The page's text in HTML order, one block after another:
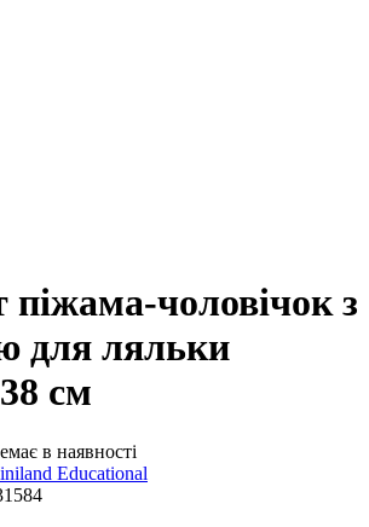
чоловічок з
для ляльки
см
в наявності
Educational